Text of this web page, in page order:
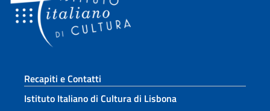
Sezione footer
Recapiti e Contatti
Istituto Italiano di Cultura di Lisbona